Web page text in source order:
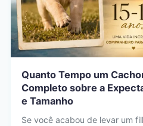
Quanto Tempo um
Completo sobre a
e Tamanho
Se você acabou de levar um